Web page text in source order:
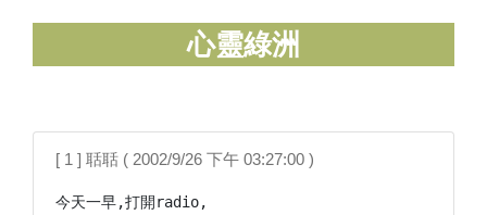
心靈綠洲
[ 1 ] 聒聒 ( 2002/9/26 下午 03:27:00 )
今天一早,打開radio,